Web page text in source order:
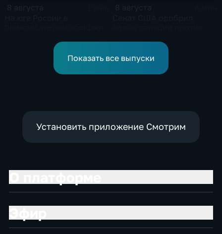
Показать все выпуски
Установить приложение Смотрим